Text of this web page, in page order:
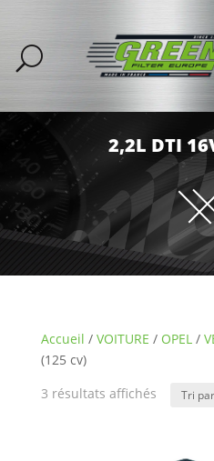
2,2L DTI
Accueil / VOITURE / OPEL/
(125 cv)
3 résultats affichés